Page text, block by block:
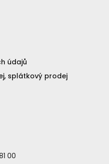
údajů
splátkový prodej
00